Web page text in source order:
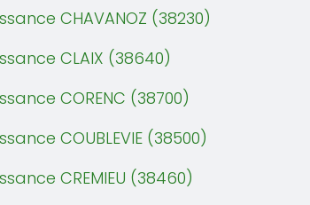
CHAVANOZ (38230)
CLAIX (38640)
CORENC (38700)
COUBLEVIE (38500)
CREMIEU (38460)